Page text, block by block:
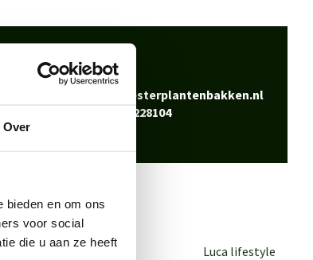
Over
bieden en om ons
voor social
die u aan ze heeft
contactBel0344-228104
info@polyesterplantenbakken.nl
0344-228104
Luca lifestyle